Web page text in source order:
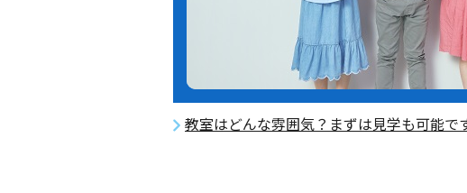
教室はどんな雰囲気？まずは見学も可能で